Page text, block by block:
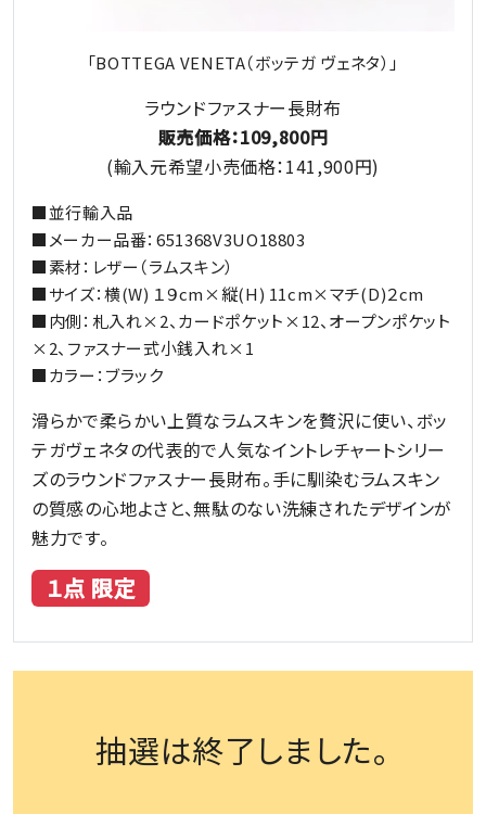
「BOTTEGA VENETA（ボッテガ ヴェネタ）」
ラウンドファスナー長財布
販売価格：109,800円
(輸入元希望小売価格：141,900円)
■並行輸入品
■メーカー品番：651368V3UO18803
■素材：レザー（ラムスキン）
■サイズ：横(W) １９cm×縦(H) 11cm×マチ(D)２cm
■内側：札入れ×2、カードポケット×12、オープンポケット
×2、ファスナー式小銭入れ×1
■カラー：ブラック
滑らかで柔らかい上質なラムスキンを贅沢に使い、ボッ
テガヴェネタの代表的で人気なイントレチャートシリー
ズのラウンドファスナー長財布。手に馴染むラムスキン
の質感の心地よさと、無駄のない洗練されたデザインが
魅力です。
１点 限定
抽選は終了しました。